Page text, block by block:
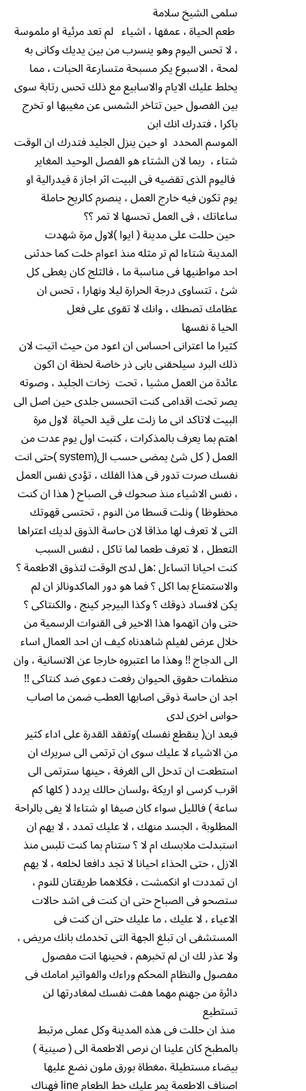
سلمى الشيخ سلامة
طعم الحياة ، عمقها ، اشياء لم تعد مرئية او ملموسة
، لا تحس اليوم وهو ينسرب من بين يديك وكانى به
لمحة ، الاسبوع يكر مسبحة متسارعة الحبات ، مما
يخلط عليك الايام والاسابيع مع ذلك تحس رتابة سوى
بين الفصول حين تتاخر الشمس عن مغيبها او تخرج
باكرا ، فتدرك انك ابن
الموسم المحدد او حين ينزل الجليد فتدرك ان الوقت
شتاء ، ربما لان الشتاء هو الفصل الوحيد المغاير
فاليوم الذى تقضيه فى البيت اثر اجاز ة فيدرالية او
يوم تكون فيه خارج العمل ، ينصرم كالريح حاملة
ساعاتك ، فى العمل تحسها لا تمر ؟؟
حين حللت على مدينة ( ايوا )لاول مرة شهدت
المدينة شتاءا لم تر مثله منذ اعوام خلت كما حدثنى
احد مواطنيها فى مناسبة ما ، فالثلج كان يغطى كل
شئ ، تتساوى درجة الحرارة ليلا ونهارا ، تحس ان
عظامك تصطك ، وانك لا تقوى على فعل
الحيا ة نفسها
كثيرا ما اعترانى احساس ان اعود من حيث اتيت لان
ذلك البرد سيلحقنى بابى ذر خاصة لحظة ان اكون
عائدة من العمل مشيا ، تحت زخات الجليد ، وصوته
يصر تحت اقدامى كنت اتحسس جلدى حين اصل الى
البيت لاتاكد انى ما زلت على قيد الحياة لاول مرة
اهتم بما يعرف بالمذكرات ، كتبت اول يوم عدت من
العمل ( كل شئ يمضى حسب ال(system )حتى انت
نفسك صرت تدور فى هذا الفلك ، تؤدى نفس العمل
، نفس الاشياء منذ صحوك فى الصباح ( هذا ان كنت
محظوظا ) ونلت قسطا من النوم ، تحتسى قهوتك
التى لا تعرف لها مذاقا لان حاسة الذوق لديك اعتراها
التعطل ، لا تعرف طعما لما تاكل ، لنفس السبب
كنت احيانا اتساءل :هل لدىّ الوقت لتذوق الاطعمة ؟
والاستمتاع بما اكل ؟ فما هو دور الماكدونالز ان لم
يكن لافساد ذوقك ؟ وكذا البيرجر كينج ، والكنتاكى ؟
حتى وان اتهموا هذا الاخير فى القنوات الرسمية من
خلال عرض لفيلم شاهدناه كيف ان احد العمال اساء
الى الدجاج !! وهذا ما اعتبروه خارجا عن الانسانية ، وان
منظمات حقوق الحيوان رفعت دعوى ضد كنتاكى !!
اجد ان حاسة ذوقى اصابها العطب ضمن ما اصاب
حواس اخرى لدى
فبعد ان( ينقطع نفسك )وتفقد القدرة على اداء كثير
من الاشياء لا عليك سوى ان ترتمى الى سريرك ان
استطعت ان تدخل الى الغرفة ، حينها سترتمى الى
اقرب كرسى او اريكة ،ولسان حالك يردد ( كلها كم
ساعة ) فالليل سواء كان صيفا او شتاءا لا يفى بالراحة
المطلوبة ، الجسد منهك ، لا عليك تمدد ، لا يهم ان
استبدلت ملابسك ام لا ؟ ستنام بما كنت تلبس منذ
الازل ، حتى الحذاء احيانا لا تجد دافعا لخلعه ، لا يهم
ان تمددت او انكمشت ، فكلاهما طريقتان للنوم ،
ستصحو فى الصباح حتى ان كنت فى اشد حالات
الاعياء ، لا عليك ، ما عليك حتى ان كنت فى
المستشفى ان تبلغ الجهة التى تخدمك بانك مريض ،
ولا عذر لك ان لم تخبرهم ، فحينها انت مفصول
مفصول والنظام المحكم وراءك والفواتير امامك فى
دائرة من جهنم مهما هفت نفسك لمغادرتها لن
تستطيع
منذ ان حللت فى هذه المدينة وكل عملى مرتبط
بالمطبخ كان علينا ان نرص الاطعمة الى ( صينية )
بيضاء مستطيلة ،مغطاة بورق ملون نضع عليها
اصناف الاطعمة يمر عليك خط الطعام line فهناك